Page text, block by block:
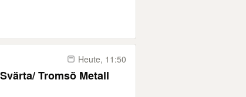
Heute, 11:50
Tromsö Metall